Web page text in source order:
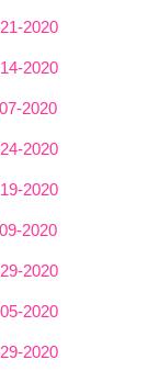
2020
2020
2020
2020
2020
2020
2020
2020
2020